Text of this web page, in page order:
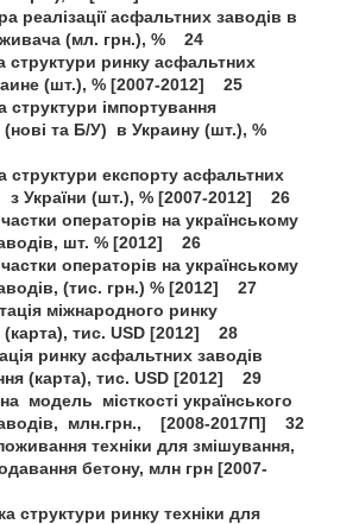
реалізації асфальтних заводів в
(мл. грн.), % 24
структури ринку асфальтних
(шт.), % [2007-2012] 25
структури імпортування
та Б/У) в Украину (шт.), %
структури експорту асфальтних
з України (шт.), % [2007-2012] 26
операторів на українському
шт. % [2012] 26
операторів на українському
(тис. грн.) % [2012] 27
міжнародного ринку
(карта), тис. USD [2012] 28
ринку асфальтних заводів
(карта), тис. USD [2012] 29
модель місткості українського
млн.грн., [2008-2017П] 32
техніки для змішування,
бетону, млн грн [2007-
структури ринку техніки для